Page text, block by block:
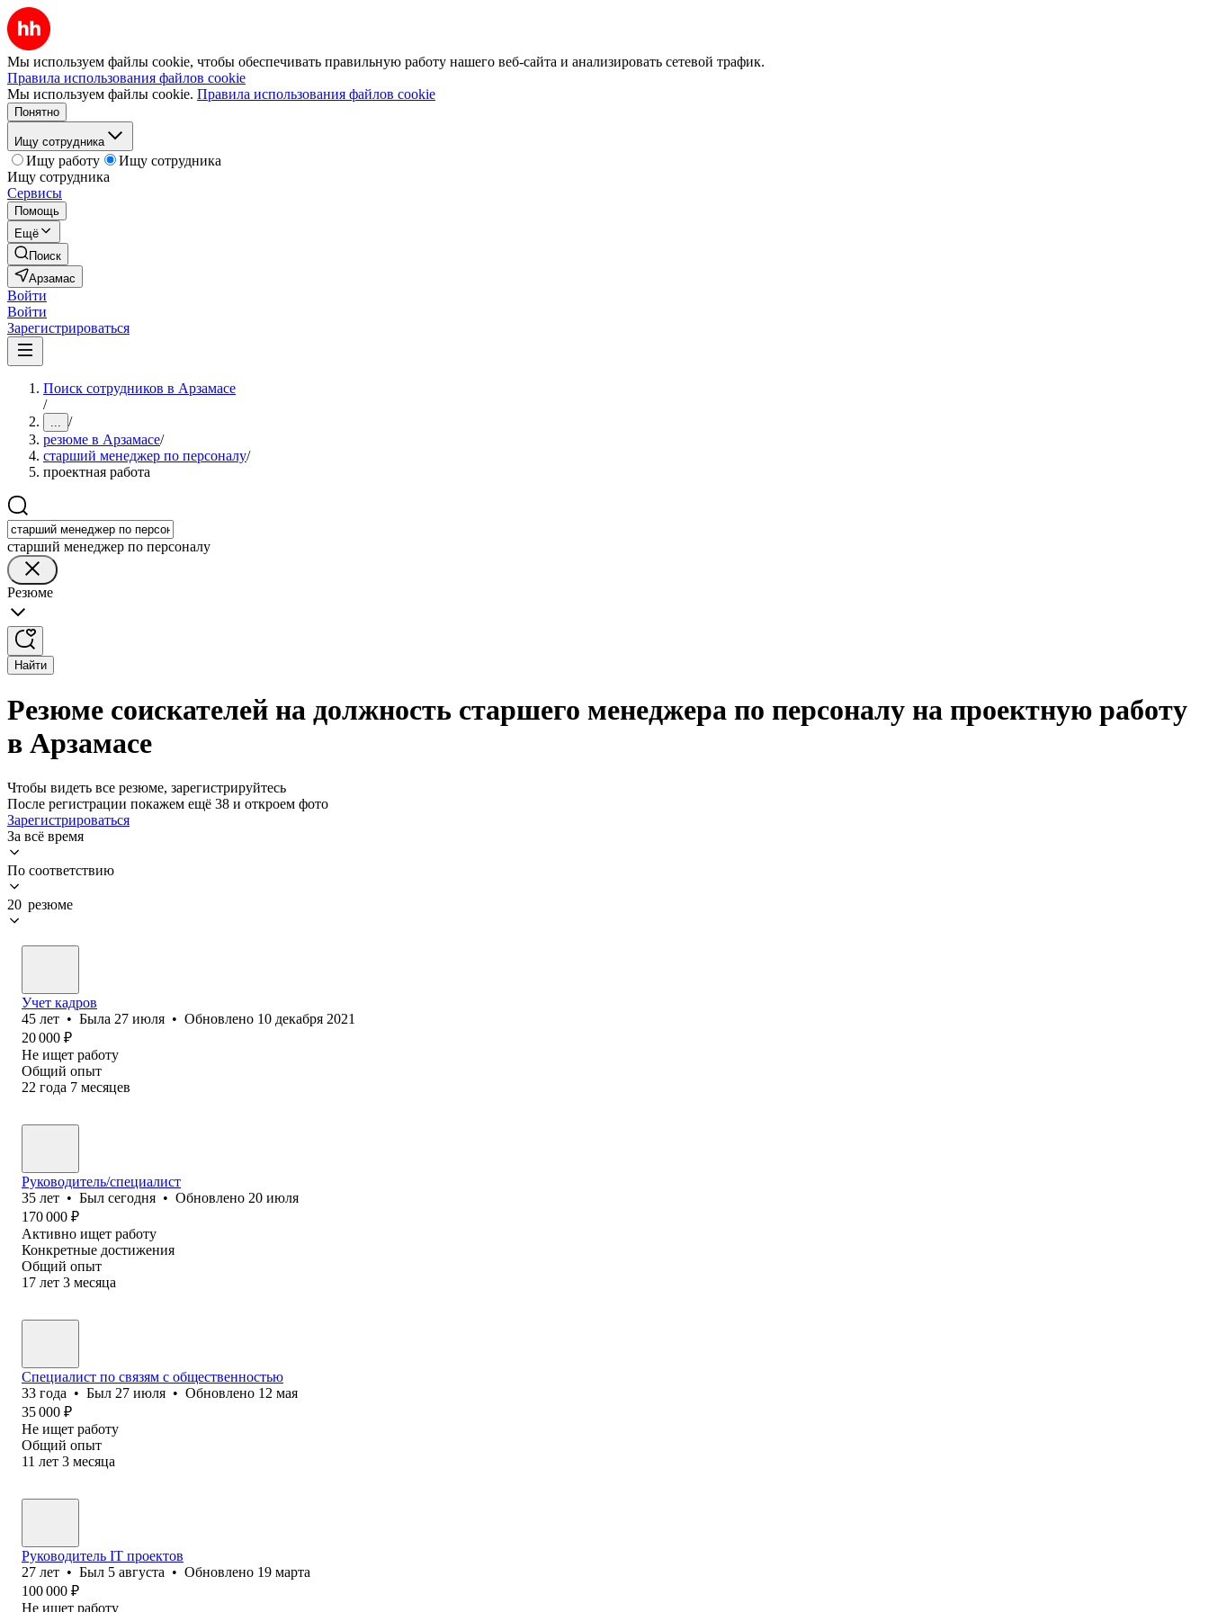
Мы используем файлы cookie, чтобы обеспечивать правильную работу нашего веб-сайта и анализировать сетевой трафик.
Правила использования файлов cookie
Мы используем файлы cookie. Правила использования файлов cookie
Понятно
Ищу сотрудника
Ищу работу
Ищу сотрудника
Ищу сотрудника
Сервисы
Помощь
Ещё
Поиск
Арзамас
Войти
Войти
Зарегистрироваться
Поиск сотрудников в Арзамасе
/
... /
резюме в Арзамасе/
старший менеджер по персоналу/
проектная работа
старший менеджер по персоналу
Резюме
Найти
Резюме соискателей на должность старшего менеджера по персоналу на проектную работу
в Арзамасе
Чтобы видеть все резюме, зарегистрируйтесь
После регистрации покажем ещё 38 и откроем фото
Зарегистрироваться
За всё время
По соответствию
20 резюме
Учет кадров
45 лет • Была 27 июля • Обновлено 10 декабря 2021
20 000 ₽
Не ищет работу
Общий опыт
22 года 7 месяцев
Руководитель/специалист
35 лет • Был сегодня • Обновлено 20 июля
170 000 ₽
Активно ищет работу
Конкретные достижения
Общий опыт
17 лет 3 месяца
Специалист по связям с общественностью
33 года • Был 27 июля • Обновлено 12 мая
35 000 ₽
Не ищет работу
Общий опыт
11 лет 3 месяца
Руководитель IT проектов
27 лет • Был 5 августа • Обновлено 19 марта
100 000 ₽
Не ищет работу